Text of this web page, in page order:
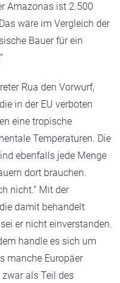
Amazonas ist 2.500
wäre im Vergleich der
Bauer für ein
Rua den Vorwurf,
in der EU verboten
eine tropische
Temperaturen. Die
ebenfalls jede Menge
dort brauchen.
nicht.“ Mit der
damit behandelt
er nicht einverstanden.
handle es sich um
manche Europäer
als Teil des